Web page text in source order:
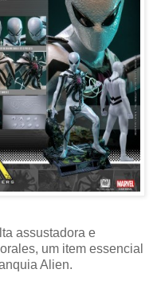
assustadora e
um item essencial
Alien.